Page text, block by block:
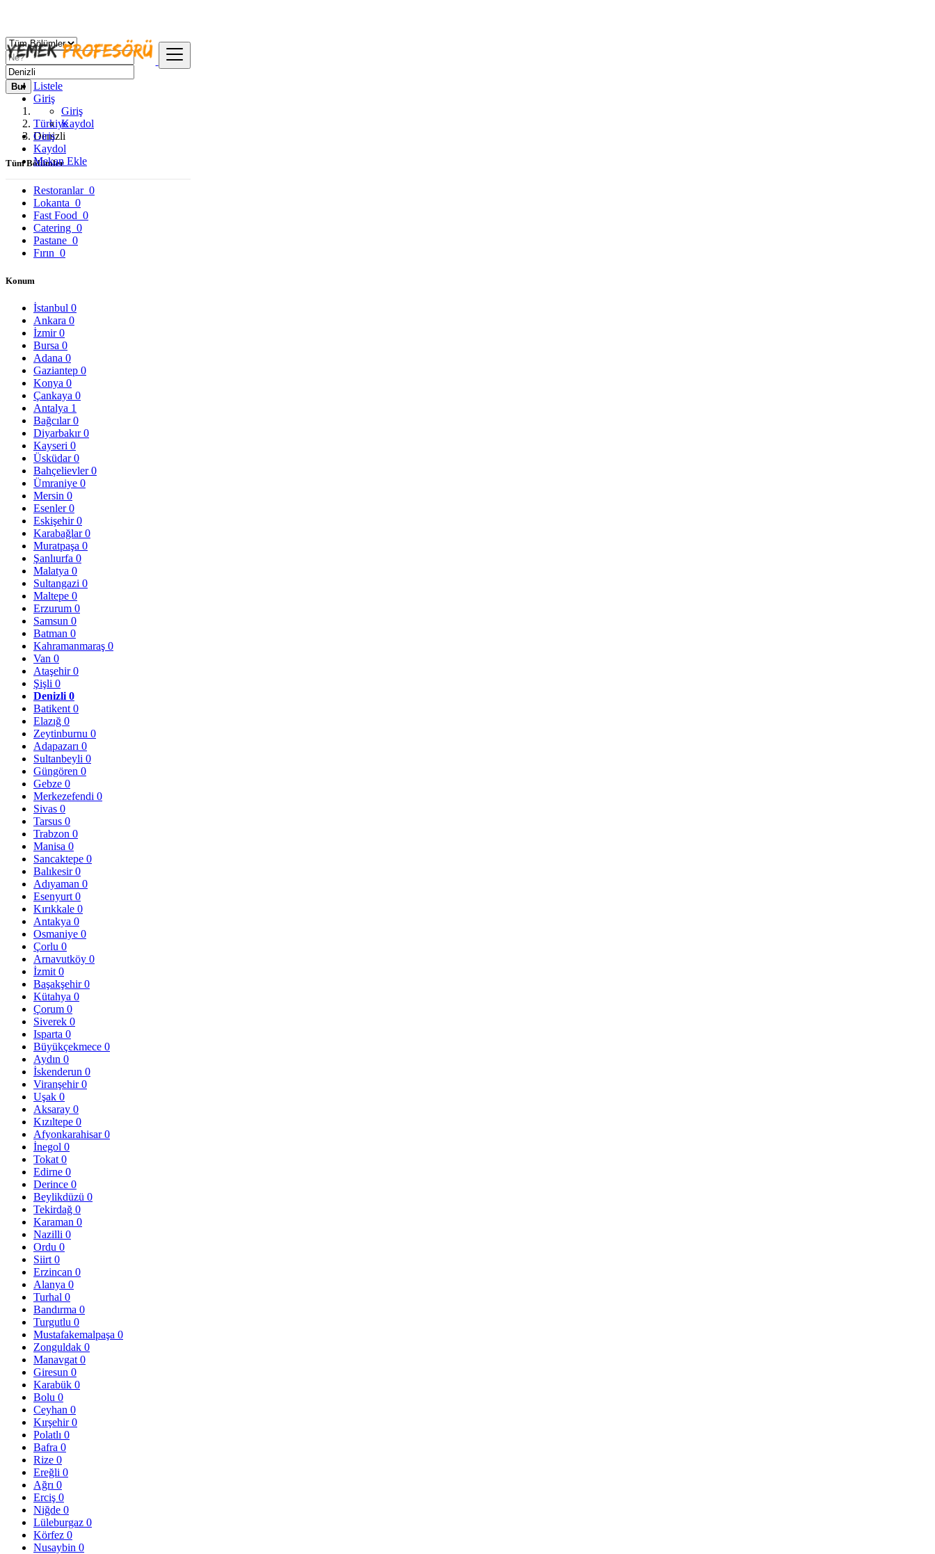
Listele
Giriş
Giriş
Kaydol
Giriş
Kaydol
Mekan Ekle
Bul
Türkiye
Denizli
Tüm Bölümler
Restoranlar 0
Lokanta 0
Fast Food 0
Catering 0
Pastane 0
Fırın 0
Konum
İstanbul 0
Ankara 0
İzmir0
Bursa 0
Adana 0
Gaziantep 0
Konya 0
Çankaya 0
Antalya 1
Bağcılar0
Diyarbakır0
Kayseri 0
Üsküdar0
Bahçelievler0
Ümraniye 0
Mersin 0
Esenler0
Eskişehir0
Karabağlar0
Muratpaşa 0
Şanlıurfa 0
Malatya 0
Sultangazi 0
Maltepe 0
Erzurum 0
Samsun 0
Batman 0
Kahramanmaraş 0
Van 0
Ataşehir0
Şişli 0
Denizli 0
Batikent 0
Elazığ 0
Zeytinburnu 0
Adapazarı 0
Sultanbeyli 0
Güngören 0
Gebze 0
Merkezefendi 0
Sivas 0
Tarsus 0
Trabzon 0
Manisa 0
Sancaktepe 0
Balıkesir0
Adıyaman 0
Esenyurt 0
Kırıkkale 0
Antakya 0
Osmaniye 0
Çorlu 0
Arnavutköy 0
İzmit 0
Başakşehir0
Kütahya 0
Çorum 0
Siverek 0
Isparta 0
Büyükçekmece 0
Aydın 0
İskenderun 0
Viranşehir0
Uşak 0
Aksaray 0
Kızıltepe 0
Afyonkarahisar0
İnegol 0
Tokat 0
Edirne 0
Derince 0
Beylikdüzü 0
Tekirdağ 0
Karaman 0
Nazilli 0
Ordu 0
Siirt 0
Erzincan 0
Alanya 0
Turhal 0
Bandırma 0
Turgutlu 0
Mustafakemalpaşa 0
Zonguldak 0
Manavgat 0
Giresun 0
Karabük 0
Bolu 0
Ceyhan 0
Kırşehir0
Polatlı 0
Bafra 0
Rize 0
Ereğli 0
Ağrı 0
Erciş 0
Niğde 0
Lüleburgaz 0
Körfez 0
Nusaybin 0